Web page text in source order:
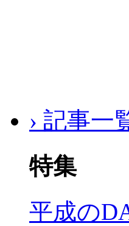
› 記事一
特集
平成の